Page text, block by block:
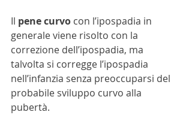
Il pene curvo con l’ipospadia in
generale viene risolto con la
correzione dell’ipospadia, ma
talvolta si corregge l’ipospadia
nell’infanzia senza preoccuparsi del
probabile sviluppo curvo alla
pubertà.